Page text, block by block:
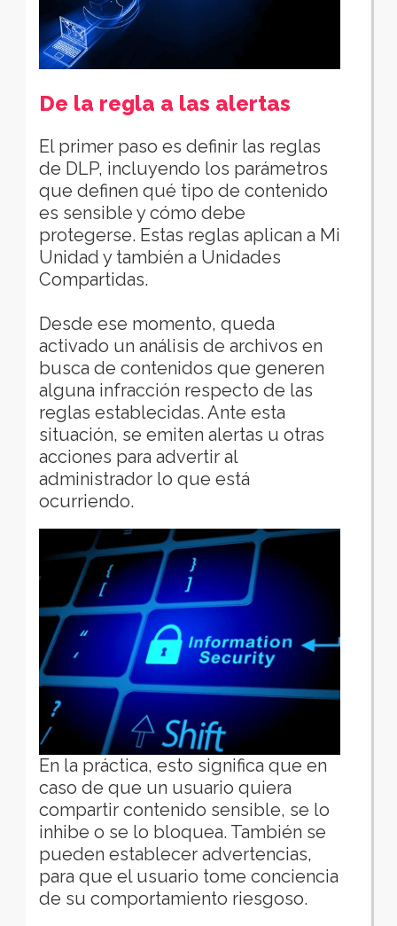
De la regla a las alertas
El primer paso es definir las reglas
de DLP, incluyendo los parámetros
que definen qué tipo de contenido
es sensible y cómo debe
protegerse. Estas reglas aplican a Mi
Unidad y también a Unidades
Compartidas.
Desde ese momento, queda
activado un análisis de archivos en
busca de contenidos que generen
alguna infracción respecto de las
reglas establecidas. Ante esta
situación, se emiten alertas u otras
acciones para advertir al
administrador lo que está
ocurriendo.
En la práctica, esto significa que en
caso de que un usuario quiera
compartir contenido sensible, se lo
inhibe o se lo bloquea. También se
pueden establecer advertencias,
para que el usuario tome conciencia
de su comportamiento riesgoso.